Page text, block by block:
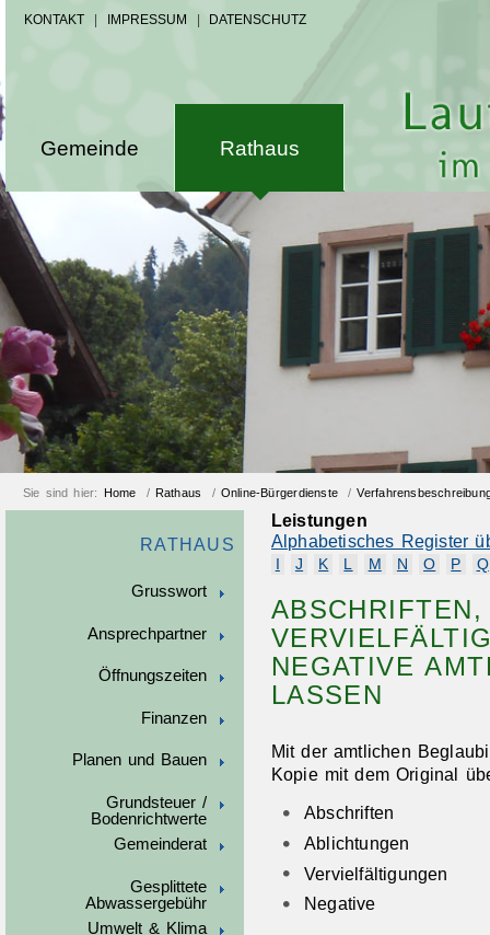
KONTAKT IMPRESSUM DATENSCHUTZ
Gemeinde Rathaus
Sie sind hier: Home / Rathaus / Online-Bürgerdienste /
RATHAUS
Grusswort
Ansprechpartner
Öffnungszeiten
Finanzen
Planen und Bauen
Grundsteuer /
Bodenrichtwerte
Gemeinderat
Gesplittete
Abwassergebühr
Umwelt & Klima
Leistungen
Alphabetisches Register
J K L M N O P Q
NEGATIVE
LASSEN
Mit der amtlichen
Kopie mit dem Original
Abschriften
Ablichtungen
Vervielfältigungen
Negative